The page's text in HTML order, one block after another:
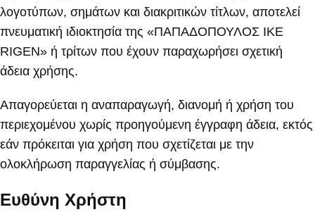
λογοτύπων, σημάτων και διακριτικών τίτλων, αποτελεί
πνευματική ιδιοκτησία της «ΠΑΠΑΔΟΠΟΥΛΟΣ ΙΚΕ
RIGEN» ή τρίτων που έχουν παραχωρήσει σχετική
άδεια χρήσης.
Απαγορεύεται η αναπαραγωγή, διανομή ή χρήση του
περιεχομένου χωρίς προηγούμενη έγγραφη άδεια, εκτός
εάν πρόκειται για χρήση που σχετίζεται με την
ολοκλήρωση παραγγελίας ή σύμβασης.
Ευθύνη Χρήστη